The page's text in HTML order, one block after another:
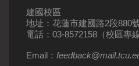
建國校區
地址：花蓮市建國路2段880
電話：03-8572158（校區專線
Email： feedback@mail.